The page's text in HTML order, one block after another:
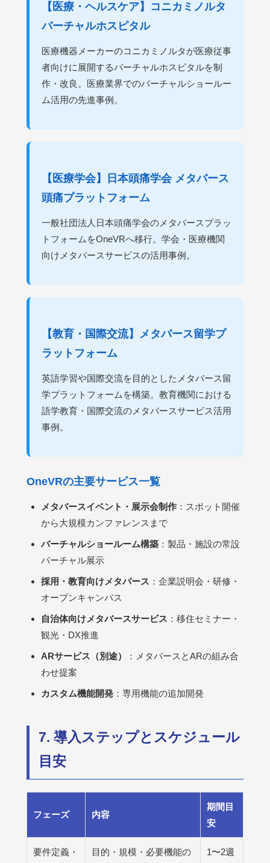
【医療・ヘルスケア】コニカミノルタ
バーチャルホスピタル
医療機器メーカーのコニカミノルタが医療従事
者向けに展開するバーチャルホスピタルを制
作・改良。医療業界でのバーチャルショールー
ム活用の先進事例。
【医療学会】日本頭痛学会 メタバース
頭痛プラットフォーム
一般社団法人日本頭痛学会のメタバースプラッ
トフォームをOneVRへ移行。学会・医療機関
向けメタバースサービスの活用事例。
【教育・国際交流】メタバース留学プ
ラットフォーム
英語学習や国際交流を目的としたメタバース留
学プラットフォームを構築。教育機関における
語学教育・国際交流のメタバースサービス活用
事例。
OneVRの主要サービス一覧
メタバースイベント・展示会制作 ：スポット開催
から大規模カンファレンスまで
バーチャルショールーム構築 ：製品・施設の常設
バーチャル展示
採用・教育向けメタバース ：企業説明会・研修・
オープンキャンパス
自治体向けメタバースサービス ：移住セミナー・
観光・DX推進
ARサービス（別途）
：メタバースとARの組み合
わせ提案
カスタム機能開発 ：専用機能の追加開発
7. 導入ステップとスケジュール
目安
フェーズ 内容
期間目
安
要件定義・ 目的・規模・必要機能の 1〜2週